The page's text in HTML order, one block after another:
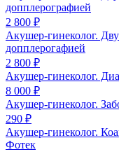
допплерографией
2 800 ₽
Акушер-гинеколог.
допплерогафией
2 800 ₽
Акушер-гинеколог.
8 000 ₽
Акушер-гинеколог.
290 ₽
Акушер-гинеколог.
Фотек